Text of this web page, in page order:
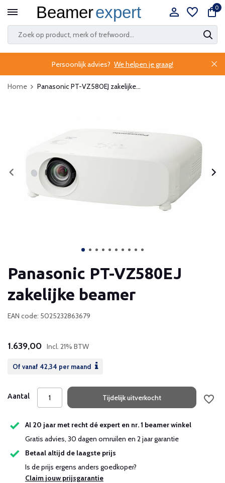
0
Persoonlijk advies? We helpen je graag!
Home Panasonic PT-VZ580EJ zakelijke...
Panasonic PT-VZ580EJ
zakelijke beamer
EAN code: 5025232863679
1.639,00 Incl. 21% BTW
Of vanaf 42,34 per maand
Aantal Tijdelijk uitverkocht
Al 20 jaar met recht dé expert en nr. 1 beamer winkel
Gratis advies, 30 dagen omruilen en 2 jaar garantie
Betaal altijd de laagste prijs
Is de prijs ergens anders goedkoper?
Claim jouw prijsgarantie